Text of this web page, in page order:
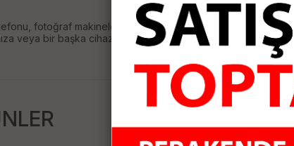
fotoğraf makineleri ve birçok multimedya cihazda
veya bir başka cihazınıza USB veya micro USB 2.0